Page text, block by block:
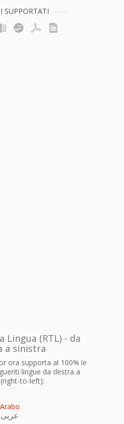
SUPPORTATI
Lingua (RTL) - da
a sinistra
ora supporta al 100% le
lingue da destra a
to-left):
Arabo
عربى